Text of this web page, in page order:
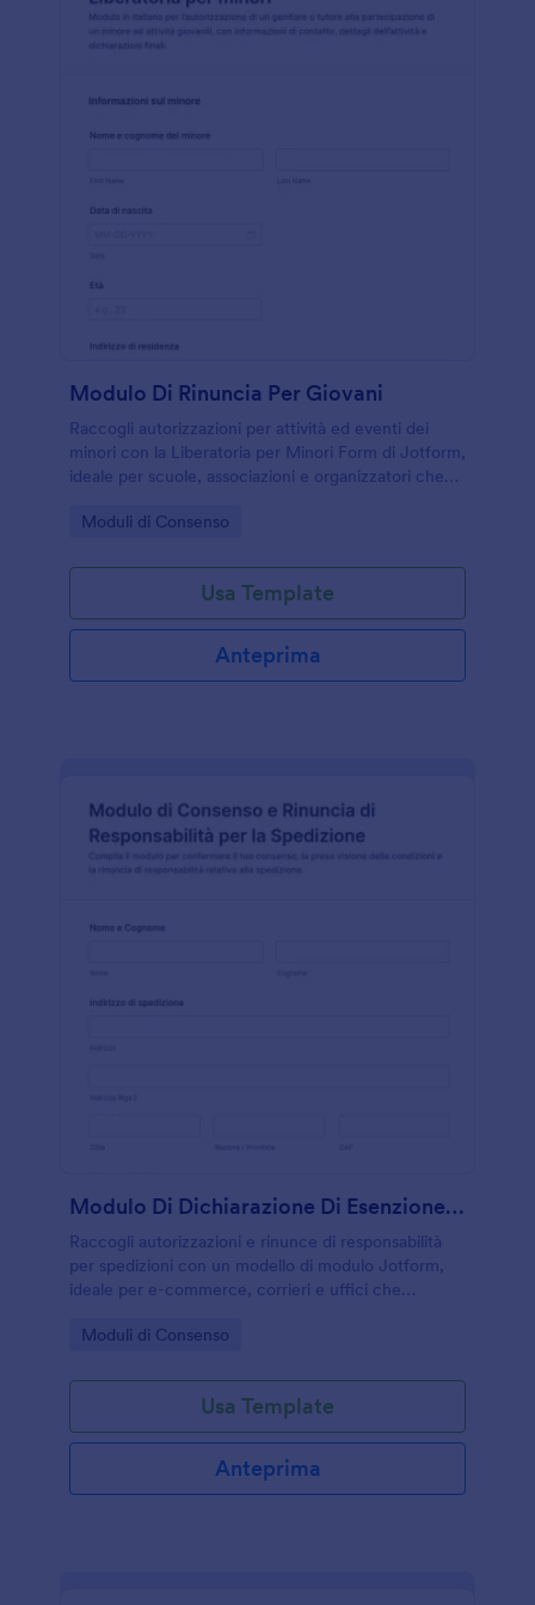
Modulo Di Rinuncia Per Giovani
Raccogli autorizzazioni per attività ed eventi dei
minori con la Liberatoria per Minori Form di Jotform,
ideale per scuole, associazioni e organizzatori che
conferme rapide.
Go to Category:
Moduli di Consenso
Usa Template
Anteprima
Modulo Di Dichiarazione Di Esenzione Di Responsabilità Per Spedizioni
Raccogli autorizzazioni e rinunce di responsabilità
per spedizioni con un modello di modulo Jotform,
ideale per e-commerce, corrieri e uffici che
online.
Go to Category:
Moduli di Consenso
Usa Template
Anteprima